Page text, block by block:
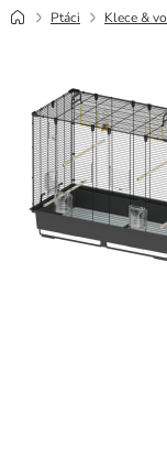
Ptáci Klece &